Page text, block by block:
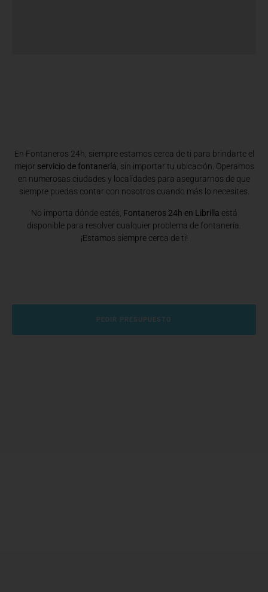
En Fontaneros 24h, siempre estamos cerca de ti para brindarte el
mejor servicio de fontanería, sin importar tu ubicación. Operamos
en numerosas ciudades y localidades para asegurarnos de que
siempre puedas contar con nosotros cuando más lo necesites.
No importa dónde estés, Fontaneros 24h en Librilla está
disponible para resolver cualquier problema de fontanería.
¡Estamos siempre cerca de ti!
PEDIR PRESUPUESTO